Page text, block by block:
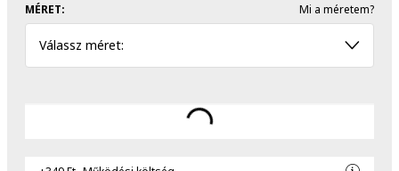
MÉRET: Mi a méretem?
Válassz méret: